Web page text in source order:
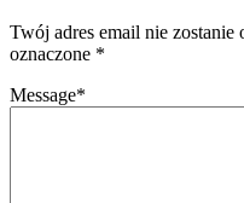
Twój adres email nie zostanie
oznaczone *
Message*